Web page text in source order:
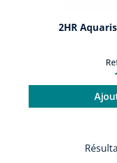
2HR